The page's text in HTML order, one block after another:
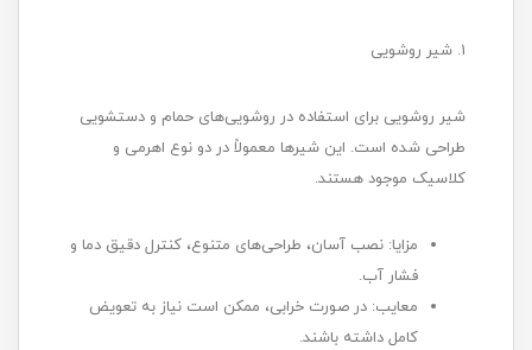
1. شیر روشویی
شیر روشویی برای استفاده در روشویی‌های حمام و دستشویی
طراحی شده است. این شیرها معمولاً در دو نوع اهرمی و
کلاسیک موجود هستند.
مزایا: نصب آسان، طراحی‌های متنوع، کنترل دقیق دما و
فشار آب.
معایب: در صورت خرابی، ممکن است نیاز به تعویض
کامل داشته باشند.